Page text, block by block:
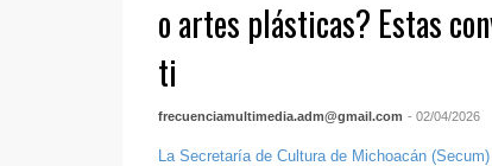
o artes plásticas? Estas
ti
frecuenciamultimedia.adm@gmail.com - 02/04/2026
La Secretaría de Cultura de Michoacán